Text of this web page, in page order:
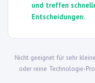
und treffen
Entscheidungen.
Nicht geeignet für sehr
oder reine Technologie-